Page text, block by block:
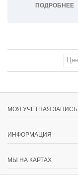
ПОДРОБНЕЕ
МОЯ УЧЕТНАЯ ЗАПИСЬ
ИНФОРМАЦИЯ
МЫ НА КАРТАХ